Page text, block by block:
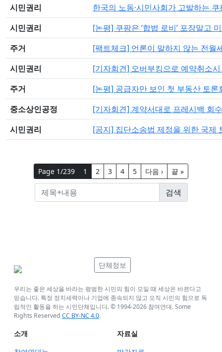
시민권리
한국의 노동·시민사회가 고발하는
시민권리
[논평] 쿠팡은 ‘합법 로비’ 포장말고
주거
[팩트체크] 언론이 말하지 않는 전월
시민권리
[기자회견] 오버부킹으로 예약취소
주거
[논평] 공급자만 보인 첫 부동산 토론
중소상인공정
[기자회견] 계약서대로 프레시백 회수
시민권리
[공지] 집단소송법 제정을 위한 국제
Page 1/239 1 2 3 4 5 다음 › 끝 »
단체정보
우리는 좋은 세상을 바라는 평범한 시민의 힘이 모일 때 세상은 바뀐다고
믿습니다. 특정 정치세력이나 기업에 종속되지 않고 오직 시민의 힘으로 독
립적인 활동을 하는 시민단체입니다. © 1994-2026 참여연대. Some
Rights Reserved CC BY-NC 4.0.
소개
자료실